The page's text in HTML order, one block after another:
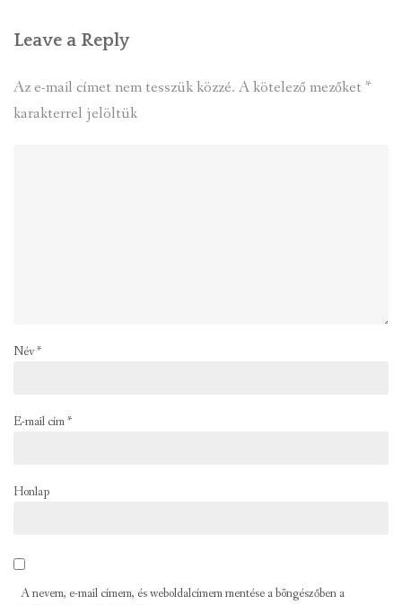
Leave a Reply
Az e-mail címet nem tesszük közzé. A kötelező mezőket *
karakterrel jelöltük
Név*
E-mail cím*
Honlap
A nevem, e-mail címem, és weboldalcímem mentése a böngészőben a